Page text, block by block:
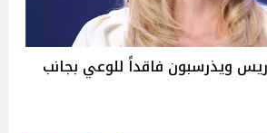
ويذرسبون فاقداً للوعي بجانب